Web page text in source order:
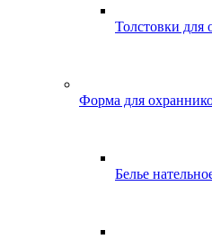
Толстовки для
Форма для
Белье